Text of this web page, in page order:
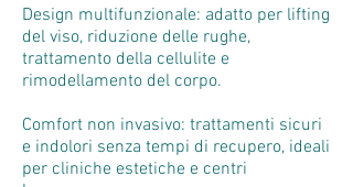
Design multifunzionale: adatto per lifting
del viso, riduzione delle rughe,
trattamento della cellulite e
rimodellamento del corpo.
Comfort non invasivo: trattamenti sicuri
e indolori senza tempi di recupero, ideali
per cliniche estetiche e centri